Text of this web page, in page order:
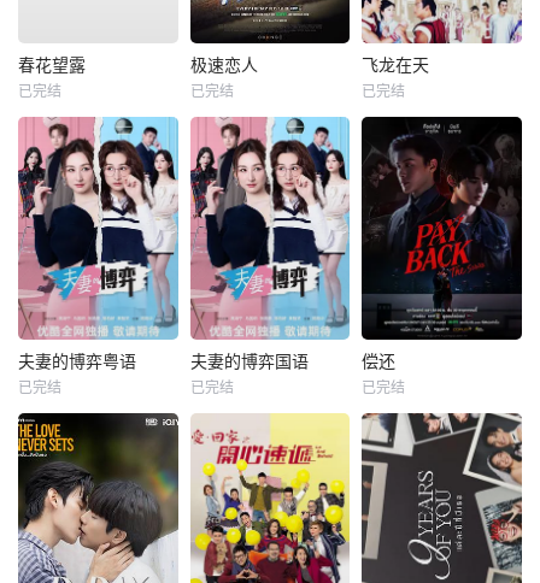
春花望露
已完结
极速恋人
已完结
飞龙在天
已完结
夫妻的博弈粤语
已完结
夫妻的博弈国语
已完结
偿还
已完结